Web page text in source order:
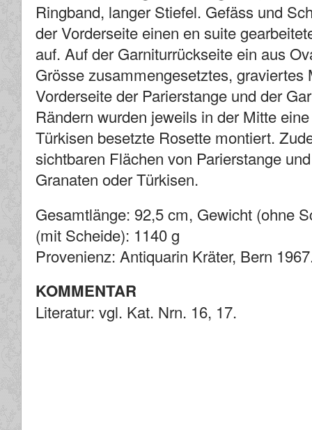
Ringband, langer Stiefel. Gefäss und
der Vorderseite einen en suite
auf. Auf der Garniturrückseite ein aus
Grösse zusammengesetztes, graviertes
Vorderseite der Parierstange und der
Rändern wurden jeweils in der Mitte
Türkisen besetzte Rosette montiert.
sichtbaren Flächen von Parierstange
Granaten oder Türkisen.
Gesamtlänge: 92,5 cm, Gewicht (ohne
(mit Scheide): 1140 g
Provenienz: Antiquarin Kräter, Bern
KOMMENTAR
Literatur: vgl. Kat. Nrn. 16, 17.